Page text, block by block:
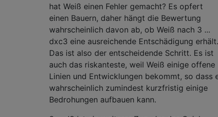
hat Weiß einen Fehler gemacht? Es opfert
einen Bauern, daher hängt die Bewertung
wahrscheinlich davon ab, ob Weiß nach 3 ...
dxc3 eine ausreichende Entschädigung erhält.
Das ist also der entscheidende Schritt. Es ist
auch das riskanteste, weil Weiß einige offene
Linien und Entwicklungen bekommt, so dass
wahrscheinlich zumindest kurzfristig einige
Bedrohungen aufbauen kann.